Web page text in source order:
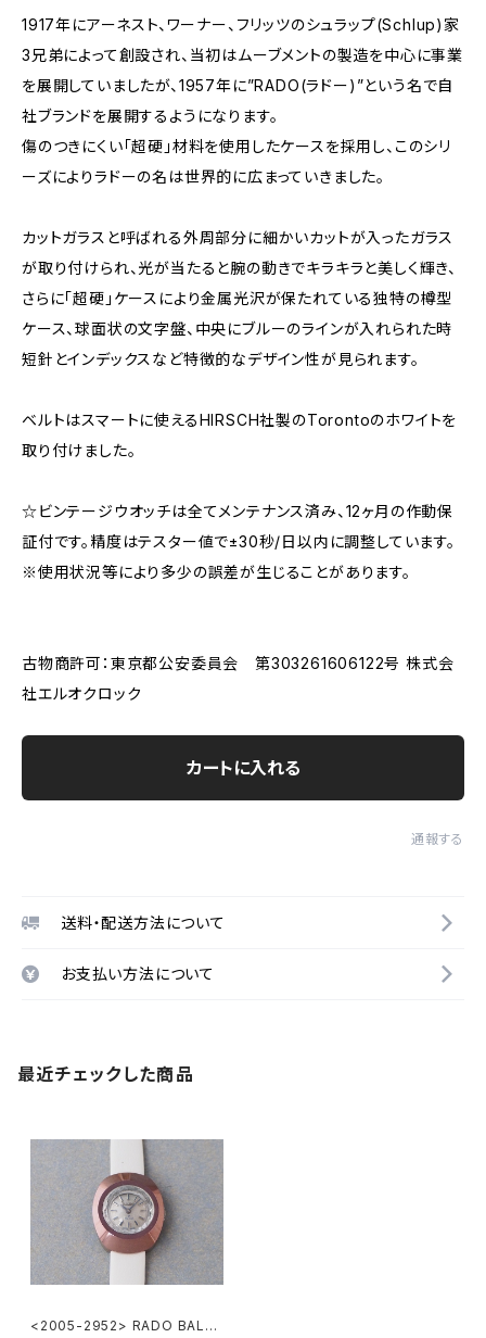
1917年にアーネスト、ワーナー、フリッツのシュラップ(Schlup)家
3兄弟によって創設され、当初はムーブメントの製造を中心に事業
を展開していましたが、1957年に”RADO(ラドー)”という名で自
社ブランドを展開するようになります。
傷のつきにくい「超硬」材料を使用したケースを採用し、このシリ
ーズによりラドーの名は世界的に広まっていきました。
カットガラスと呼ばれる外周部分に細かいカットが入ったガラス
が取り付けられ、光が当たると腕の動きでキラキラと美しく輝き、
さらに「超硬」ケースにより金属光沢が保たれている独特の樽型
ケース、球面状の文字盤、中央にブルーのラインが入れられた時
短針とインデックスなど特徴的なデザイン性が見られます。
ベルトはスマートに使えるHIRSCH社製のTorontoのホワイトを
取り付けました。
☆ビンテージウオッチは全てメンテナンス済み、12ヶ月の作動保
証付です。精度はテスター値で±30秒/日以内に調整しています。
※使用状況等により多少の誤差が生じることがあります。
古物商許可：東京都公安委員会 第303261606122号 株式会
社エルオクロック
カートに入れる
通報する
送料・配送方法について
お支払い方法について
最近チェックした商品
<2005-2952> RADO BALVB